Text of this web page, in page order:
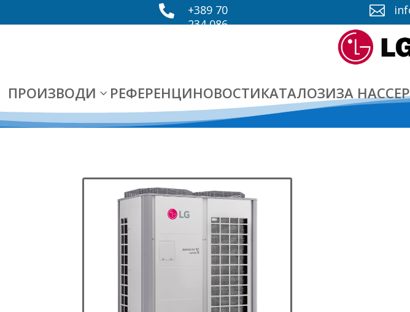

+389 70
234 086

ПРОИЗВОДИ 3 РЕФЕРЕНЦИНОВОСТИКАТАЛОЗИЗА НАС